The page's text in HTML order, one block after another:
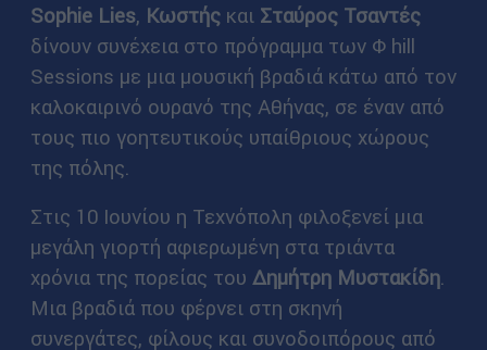
Sophie Lies, Κωστήςκαι Σταύρος Τσαντές
δίνουν συνέχεια στο πρόγραμμα των Φ hill
Sessions με μια μουσική βραδιά κάτω από τον
καλοκαιρινό ουρανό της Αθήνας, σε έναν από
τους πιο γοητευτικούς υπαίθριους χώρους
της πόλης.
Στις 10 Ιουνίου η Τεχνόπολη φιλοξενεί μια
μεγάλη γιορτή αφιερωμένη στα τριάντα
χρόνια της πορείας του Δημήτρη Μυστακίδη.
Μια βραδιά που φέρνει στη σκηνή
συνεργάτες, φίλους και συνοδοιπόρους από